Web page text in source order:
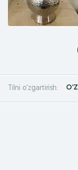
Tilni o'zgartirish: O'Z